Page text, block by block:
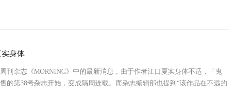
实身体
刊杂志《MORNING》中的最新消息，由于作者江口夏实身体不适，「鬼
的第38号杂志开始，变成隔周连载。而杂志编辑部也提到“该作品在不远的